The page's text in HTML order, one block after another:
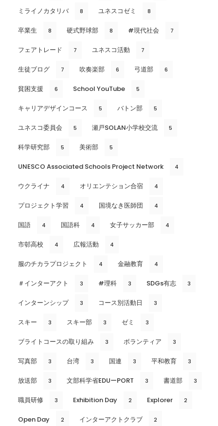
ミライノカタリバ 8 ユネスコゼミ 8
卒業生 8 硬式野球部 8 #現代社会 7
フェアトレード 7 ユネスコ活動 7
生徒ブログ 7 吹奏楽部 6 弓道部 6
貧困支援 6 School YouTube 5
キャリアデザインコース 5 バトン部 5
ユネスコ委員会 5 瀬戸SOLAN小学校交流 5
科学研究部 5 美術部 5
UNESCO Associated Schools Project Network 4
ウクライナ 4 オリエンテション合宿 4
プロジェクト学習 4 国境なき医師団 4
国語 4 国語科 4 女子サッカー部 4
市邨高校 4 広報活動 4
服のチカラプロジェクト 4 金融教育 4
＃インターアクト 3 #理科 3 SDGs有志 3
インターンシップ 3 コース別活動日 3
スキー 3 スキー部 3 ゼミ 3
ブライトコースの取り組み 3 ボランティア 3
写真部 3 台湾 3 国連 3 平和教育 3
放送部 3 文部科学省EDUーPORT 3 書道部 3
職員研修 3 Exhibition Day 2 Explorer 2
Open Day 2 インターアクトクラブ 2